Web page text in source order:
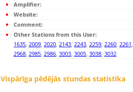
Amplifier:
Website:
Comment:
Other Stations from this User:
1635, 2009, 2020, 2143, 2243, 2259, 2260, 2261
2968, 2985, 2986, 3003, 3005, 3038, 3032
Vispārīga pēdējās stundas statistika